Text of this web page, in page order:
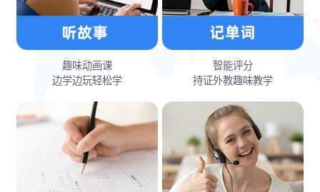
趣味动画课
边学边玩轻松学
智能评分
持证外教趣味教学